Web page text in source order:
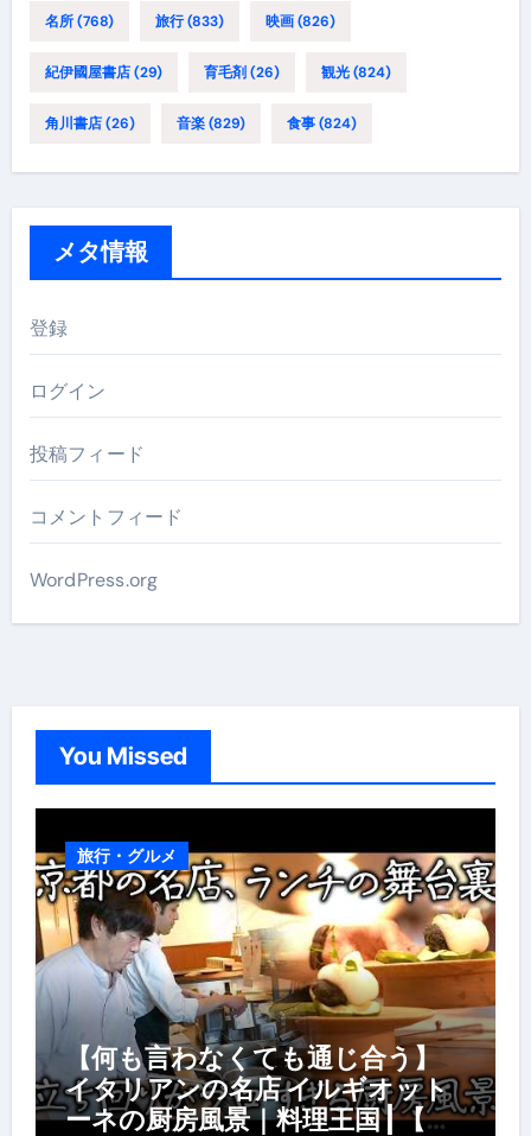
名所(768) 旅行(833) 映画(826)
紀伊國屋書店(29) 育毛剤 (26) 観光(824)
角川書店(26) 音楽(829) 食事(824)
メタ情報
登録
ログイン
投稿フィード
コメントフィード
WordPress.org
You Missed
旅行・グルメ
【何も言わなくても通じ合う】
イタリアンの名店 イルギオット
ーネの厨房風景｜料理王国 | 【厨